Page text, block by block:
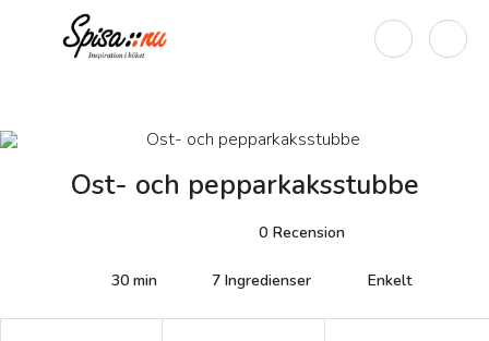
Ost- och pepparkaksstubbe
0 Recension
30 min 7 Ingredienser Enkelt